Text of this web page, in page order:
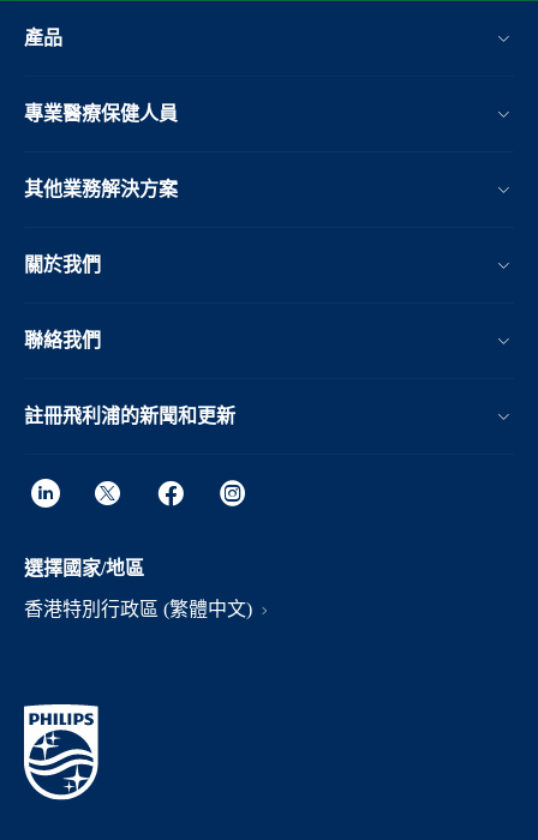
產品
專業醫療保健人員
其他業務解決方案​
關於我們
聯絡我們
註冊飛利浦的新聞和更新
選擇國家/地區
香港特別行政區 (繁體中文)